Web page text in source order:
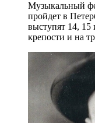
Музыкальный
пройдет в
выступят 14, 15
крепости и на